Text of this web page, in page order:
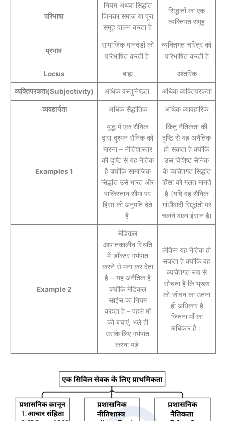
परिभाषा
नियम अथवा सिद्धांत
जिनका समाज या पूरा
समूह पालन करता है
सिद्धांतों का एक
व्यक्तिगत समूह
प्रभाव
सामाजिक मानदंडों को
परिभाषित करती है
व्यक्तिगत चरित्र को
परिभाषित करती है
Locus बाह्य आंतरिक
व्यक्तिपरकता(Subjectivity) अधिक वस्तुनिष्ठता अधिक व्यक्तिपरकता
व्यवहार्यता अधिक सैद्धांतिक अधिक व्यावहारिक
Examples 1
युद्ध में एक सैनिक
द्वारा दुश्मन सैनिक को
मारना – नीतिशास्त्र
की दृष्टि से यह नैतिक
है क्योंकि सामाजिक
सिद्धांत उसे भारत और
पाकिस्तान सीमा पर
हिंसा की अनुमति देते
है
किंतु नैतिकता की
दृष्टि से यह अनैतिक
हो सकता है क्योंकि
उस विशिष्ट सैनिक
के व्यक्तिगत सिद्धांत
हिंसा को ग़लत मानते
है (यदि वह सैनिक
गांधीवादी सिद्धांतों पर
चलने वाला इंसान है)
Example 2
मेडिकल
आपातकालीन स्थिति
में डॉक्टर गर्भपात
करने से मना कर देता
है – यह अनैतिक है
क्योंकि मेडिकल
साइंस का नियम
कहता है – पहले माँ
को बचाएं, भले ही
उसके लिए गर्भपात
करना पड़े
लेकिन यह नैतिक हो
सकता है क्योंकि वह
व्यक्तिगत रूप से
सोचता है कि भ्रूण
को जीवन का उतना
ही अधिकार है
जितना माँ का
अधिकार है।